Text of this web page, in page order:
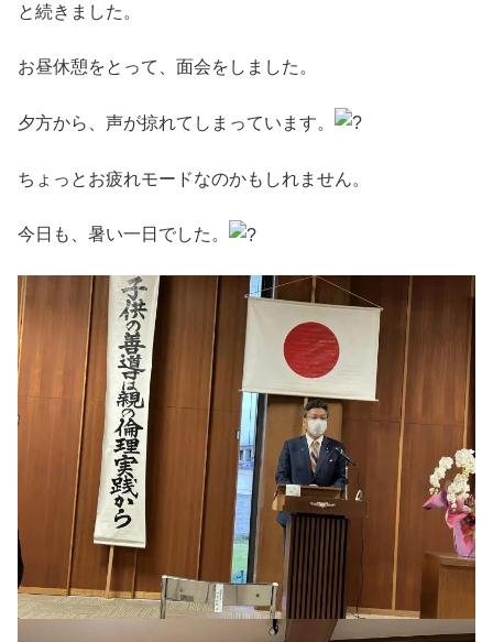
と続きました。
お昼休憩をとって、面会をしました。
夕方から、声が掠れてしまっています。
ちょっとお疲れモードなのかもしれません。
今日も、暑い一日でした。